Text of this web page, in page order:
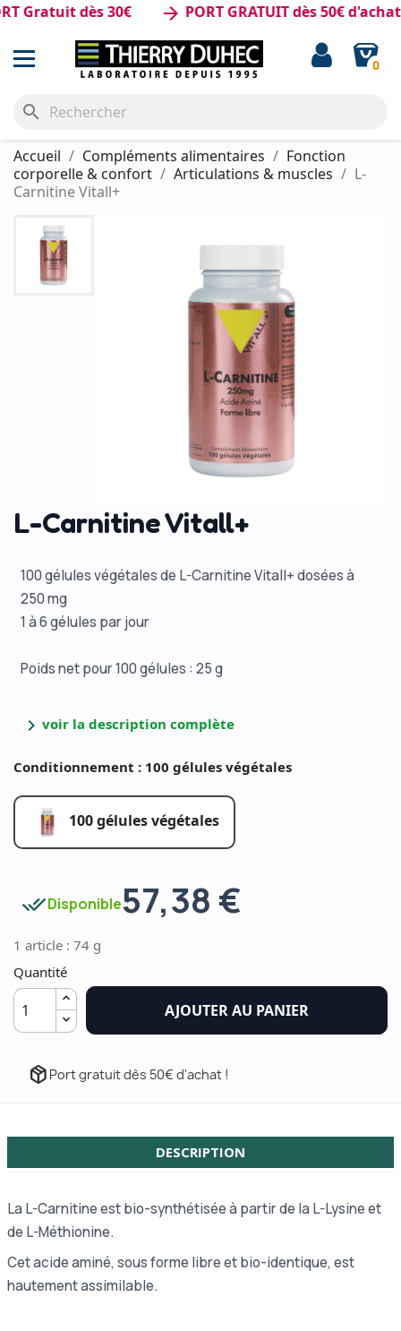
Gratuit dès 30€ arrow_forwardPORT GRATUIT dès 50€ d'achat
0
search
Accueil Compléments alimentaires
Fonction
corporelle & confort
Articulations & muscles
L-
Carnitine Vitall+
L-Carnitine Vitall+
100 gélules végétales de L-Carnitine Vitall+ dosées à
250 mg
1 à 6 gélules par jour
Poids net pour 100 gélules : 25 g
chevron_right voir la description complète
Conditionnement : 100 gélules végétales
100 gélules végétales
done_allDisponible57,38 €
1 article : 74 g
Quantité
AJOUTER AU PANIER
package_2 Port gratuit dès 50€ d'achat !
DESCRIPTION
La L-Carnitine est bio-synthétisée à partir de la L-Lysine et
de L-Méthionine.
Cet acide aminé, sous forme libre et bio-identique, est
hautement assimilable.